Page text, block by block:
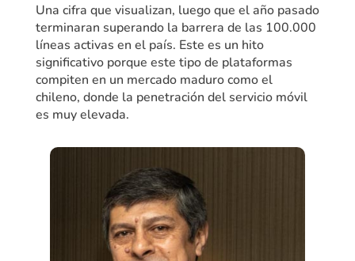
Una cifra que visualizan, luego que el año pasado
terminaran superando la barrera de las 100.000
líneas activas en el país. Este es un hito
significativo porque este tipo de plataformas
compiten en un mercado maduro como el
chileno, donde la penetración del servicio móvil
es muy elevada.